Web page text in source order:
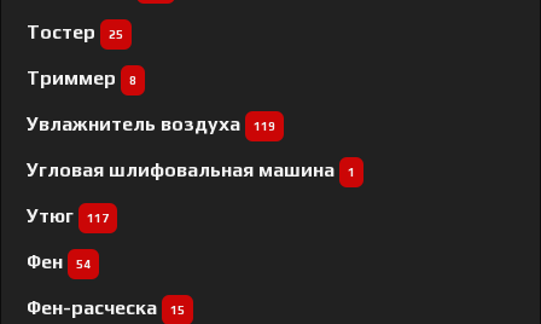
Тостер 25
Триммер 8
Увлажнитель воздуха 119
Угловая шлифовальная машина 1
Утюг 117
Фен 54
Фен-расческа 15